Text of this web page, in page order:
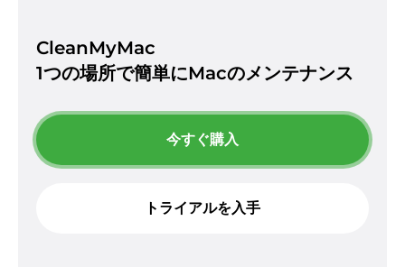
CleanMyMac
1つの場所で簡単にMacのメンテナンス
今すぐ購入
トライアルを入手